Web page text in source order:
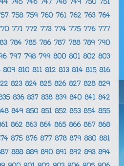
745 746 747 748 749 750 751
758 759 760 761 762 763 764
771 772 773 774 775 776 777
784 785 786 787 788 789 790
797 798 799 800 801 802 803
809 810 811 812 813 814 815 816
823 824 825 826 827 828 829
836 837 838 839 840 841 842
849 850 851 852 853 854 855
862 863 864 865 866 867 868
875 876 877 878 879 880 881
888 889 890 891 892 893 894